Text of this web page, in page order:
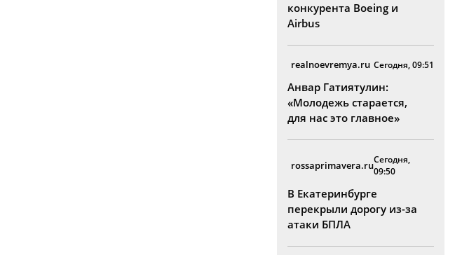
конкурента Boeing и
Airbus
realnoevremya.ru Сегодня, 09:51
Анвар Гатиятулин:
«Молодежь старается,
для нас это главное»
rossaprimavera.ruСегодня,
09:50
В Екатеринбурге
перекрыли дорогу из-за
атаки БПЛА